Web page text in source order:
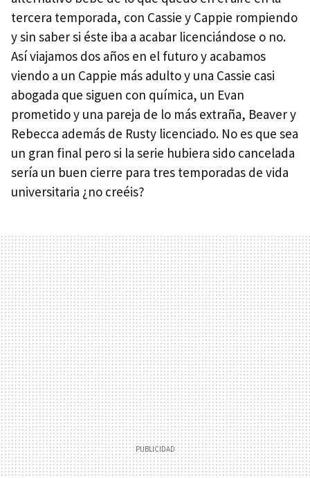
tercera temporada, con Cassie y Cappie rompiendo
y sin saber si éste iba a acabar licenciándose o no.
Así viajamos dos años en el futuro y acabamos
viendo a un Cappie más adulto y una Cassie casi
abogada que siguen con química, un Evan
prometido y una pareja de lo más extraña, Beaver y
Rebecca además de Rusty licenciado. No es que sea
un gran final pero si la serie hubiera sido cancelada
sería un buen cierre para tres temporadas de vida
universitaria ¿no creéis?